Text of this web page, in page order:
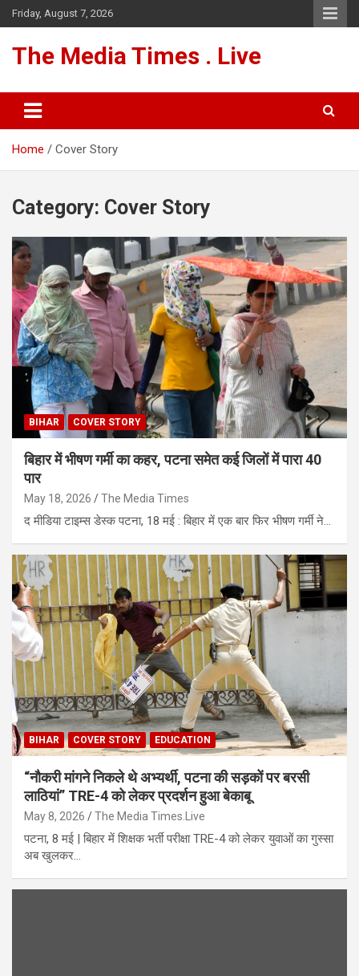
Skip
to
Friday, August 7, 2026
The Media Times . Live
Home Cover Story
Category: Cover Story
BIHAR COVER STORY
बिहार में भीषण गर्मी का कहर, पटना समेत कई जिलों में पारा 40
पार
May 18, 2026 The Media Times
द मीडिया टाइम्स डेस्क पटना, 18 मई : बिहार में एक बार फिर भीषण गर्मी ने…
BIHAR COVER STORY EDUCATION
“नौकरी मांगने निकले थे अभ्यर्थी, पटना की सड़कों पर बरसी
लाठियां” TRE-4 को लेकर प्रदर्शन हुआ बेकाबू
May 8, 2026 The Media Times.Live
पटना, 8 मई | बिहार में शिक्षक भर्ती परीक्षा TRE-4 को लेकर युवाओं का गुस्सा
अब खुलकर…